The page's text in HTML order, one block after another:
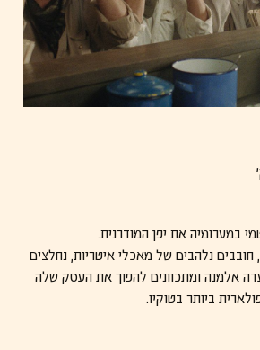
במערומיה את יפן המודרנית.
חובבים נלהבים של מאכלי איטריות, נחלצים
אלמנה ומתכוונים להפוך את העסק שלה
ביותר בטוקיו.
או אחר של המזון:ֿ